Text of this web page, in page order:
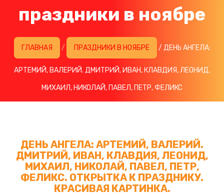
праздники в ноябре
ГЛАВНАЯ / ПРАЗДНИКИ В НОЯБРЕ / ДЕНЬ АНГЕЛА:
АРТЕМИЙ, ВАЛЕРИЙ. ДМИТРИЙ, ИВАН, КЛАВДИЯ, ЛЕОНИД,
МИХАИЛ, НИКОЛАЙ, ПАВЕЛ, ПЕТР, ФЕЛИКС
ДЕНЬ АНГЕЛА: АРТЕМИЙ, ВАЛЕРИЙ.
ДМИТРИЙ, ИВАН, КЛАВДИЯ, ЛЕОНИД,
МИХАИЛ, НИКОЛАЙ, ПАВЕЛ, ПЕТР,
ФЕЛИКС. ОТКРЫТКА К ПРАЗДНИКУ.
КРАСИВАЯ КАРТИНКА.